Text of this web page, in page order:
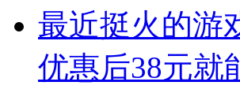
最近挺火的游
优惠后38元就